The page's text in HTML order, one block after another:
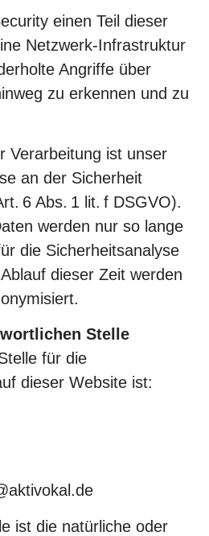
einen Teil dieser
Netzwerk-Infrastruktur
Angriffe über
zu erkennen und zu
Verarbeitung ist unser
an der Sicherheit
6 Abs. 1 lit. f DSGVO).
werden nur so lange
die Sicherheitsanalyse
dieser Zeit werden
Stelle
für die
dieser Website ist:
ist die natürliche oder